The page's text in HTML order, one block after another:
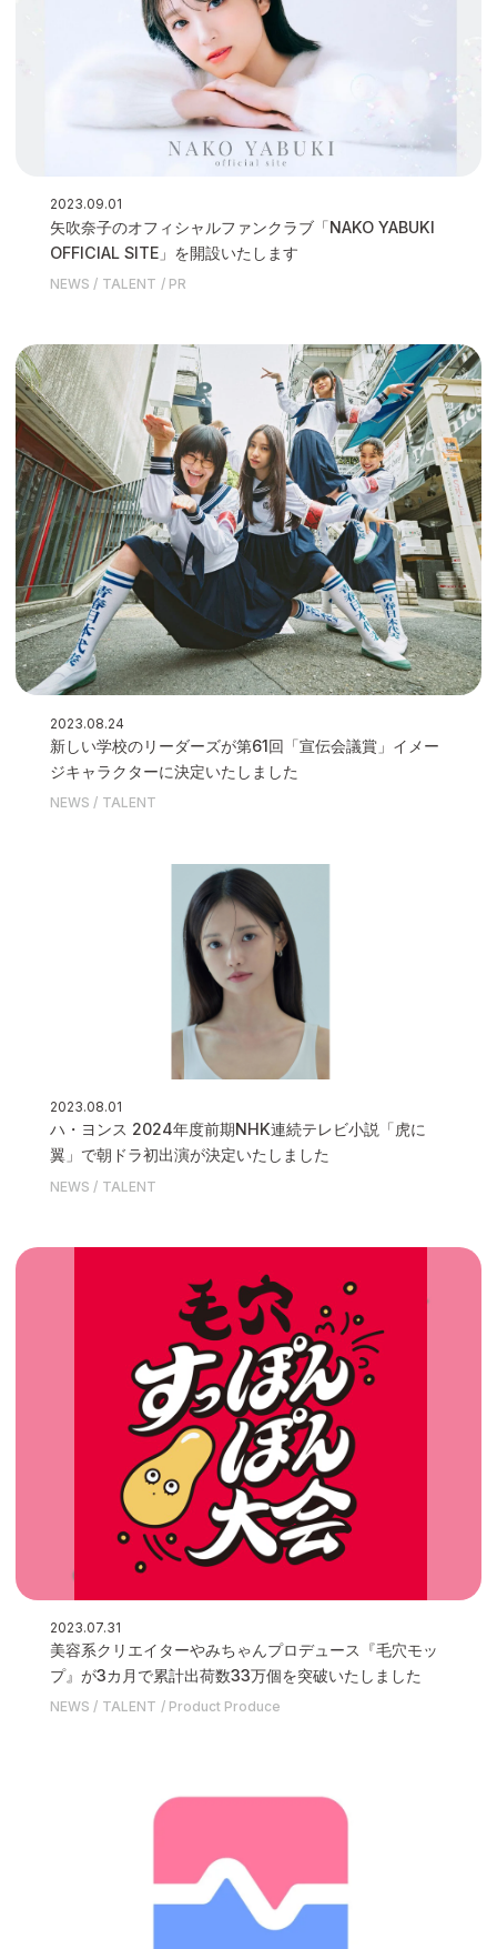
2023.09.01
矢吹奈子のオフィシャルファンクラブ「NAKO YABUKI
OFFICIAL SITE」を開設いたします
NEWS TALENT PR
2023.08.24
新しい学校のリーダーズが第61回「宣伝会議賞」イメー
ジキャラクターに決定いたしました
NEWS TALENT
2023.08.01
ハ・ヨンス 2024年度前期NHK連続テレビ小説「虎に
翼」で朝ドラ初出演が決定いたしました
NEWS TALENT
2023.07.31
美容系クリエイターやみちゃんプロデュース『⽑⽳モッ
プ』が3カ⽉で累計出荷数33万個を突破いたしました
NEWS TALENT Product Produce